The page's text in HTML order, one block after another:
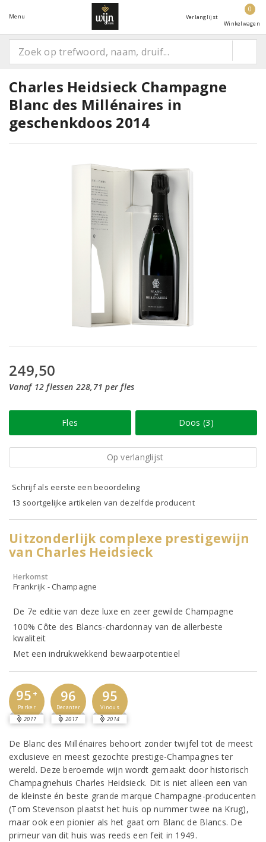
Menu Verlanglijst
0
Winkelwagen
Charles Heidsieck Champagne
Blanc des Millénaires in
geschenkdoos 2014
249,50
Vanaf 12 flessen 228,71 per fles
Fles Doos (3)
Op verlanglijst
Schrijf als eerste een beoordeling
13 soortgelijke artikelen van dezelfde producent
Uitzonderlijk complexe prestigewijn
van Charles Heidsieck
Herkomst
Frankrijk - Champagne
De 7e editie van deze luxe en zeer gewilde Champagne
100% Côte des Blancs-chardonnay van de allerbeste
kwaliteit
Met een indrukwekkend bewaarpotentieel
95 +
Parker
2017
96
Decanter
2017
95
Vinous
2014
De Blanc des Millénaires behoort zonder twijfel tot de meest
exclusieve en meest gezochte prestige-Champagnes ter
wereld. Deze beroemde wijn wordt gemaakt door historisch
Champagnehuis Charles Heidsieck. Dit is niet alleen een van
de kleinste én beste grande marque Champagne-producenten
(Tom Stevenson plaatst het huis op nummer twee na Krug),
maar ook een pionier als het gaat om Blanc de Blancs. De
primeur van dit huis was reeds een feit in 1949.